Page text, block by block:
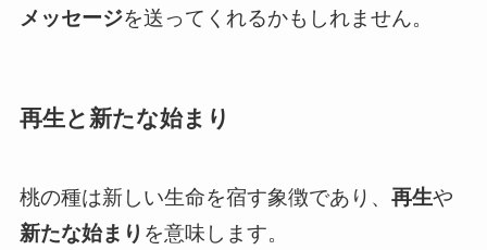
メッセージを送ってくれるかもしれません。
再生と新たな始まり
桃の種は新しい生命を宿す象徴であり、 再生や
新たな始まり を意味します。